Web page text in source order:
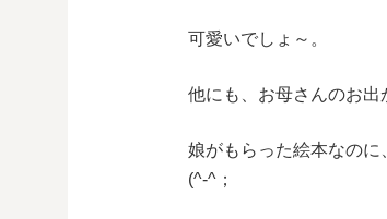
可愛いでしょ～。
他にも、お母さんのお出
娘がもらった絵本なの
(^-^；